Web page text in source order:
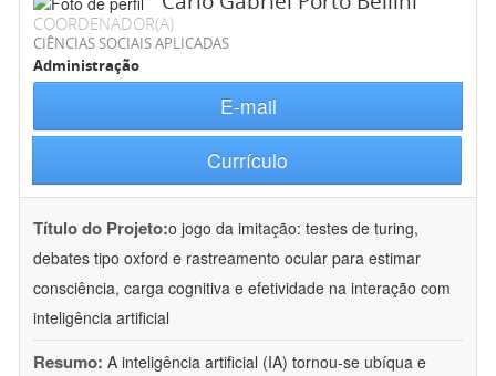
COORDENADOR(A)
CIÊNCIAS SOCIAIS APLICADAS
Administração
E-mail
Currículo
Título do Projeto:o jogo da imitação: testes de turing,
debates tipo oxford e rastreamento ocular para estimar
consciência, carga cognitiva e efetividade na interação com
inteligência artificial
Resumo: A inteligência artificial (IA) tornou-se ubíqua e